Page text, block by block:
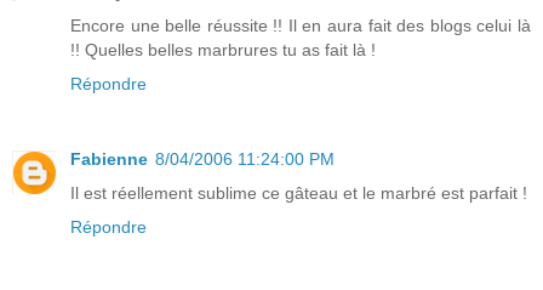
Encore une belle réussite !! Il en aura fait des blogs celui là
!! Quelles belles marbrures tu as fait là !
Répondre
Fabienne 8/04/2006 11:24:00 PM
Il est réellement sublime ce gâteau et le marbré est parfait !
Répondre